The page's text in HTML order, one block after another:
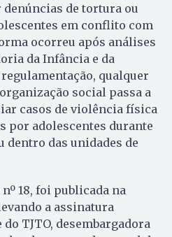
de tortura ou
em conflito com
ocorreu após análises
da Infância e da
regulamentação, qualquer
social passa a
casos de violência física
por adolescentes durante
dentro das unidades de
18, foi publicada na
a assinatura
TJTO, desembargadora